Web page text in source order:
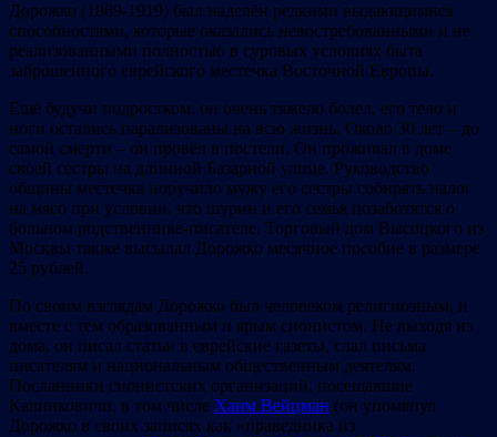
Дорожко (1869-1919) был наделён редкими выдающимися
способностями, которые оказались невостребованными и не
реализованными полностью в суровых условиях быта
заброшенного еврейского местечка Восточной Европы.
Ещё будучи подростком, он очень тяжело болел, его тело и
ноги остались парализованы на всю жизнь. Около 30 лет – до
самой смерти – он провёл в постели. Он проживал в доме
своей сестры на длинной Базарной улице. Руководство
общины местечка поручило мужу его сестры собирать налог
на мясо при условии, что шурин и его семья позаботятся о
больном родственнике-писателе. Торговый дом Высоцкого из
Москвы также высылал Дорожко месячное пособие в размере
25 рублей.
По своим взглядам Дорожко был человеком религиозным, и
вместе с тем образованным и ярым сионистом. Не выходя из
дома, он писал статьи в еврейские газеты, слал письма
писателям и национальным общественным деятелям.
Посланники сионистских организаций, посещавшие
Калинковичи, в том числе Хаим Вейцман (он упомянул
Дорожко в своих записях как «праведника из